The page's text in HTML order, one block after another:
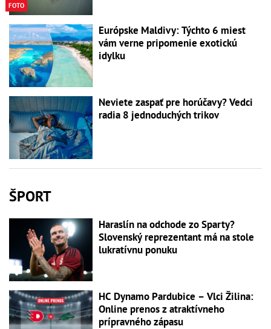
FOTO
Európske Maldivy: Týchto 6 miest
vám verne pripomenie exotickú
idylku
Neviete zaspať pre horúčavy? Vedci
radia 8 jednoduchých trikov
ŠPORT
Haraslín na odchode zo Sparty?
Slovenský reprezentant má na stole
lukratívnu ponuku
HC Dynamo Pardubice – Vlci Žilina:
Online prenos z atraktívneho
prípravného zápasu